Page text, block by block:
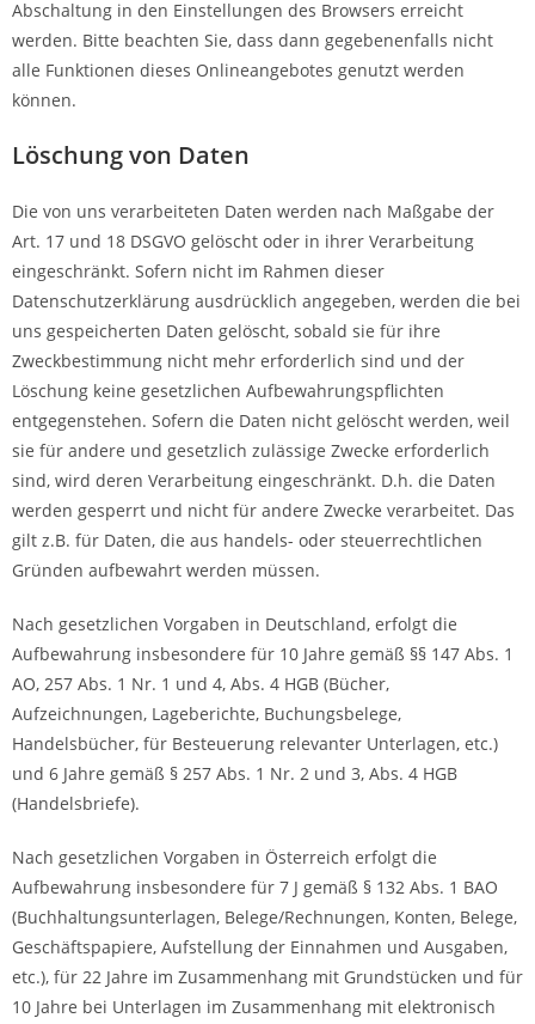
Abschaltung in den Einstellungen des Browsers erreicht
werden. Bitte beachten Sie, dass dann gegebenenfalls nicht
alle Funktionen dieses Onlineangebotes genutzt werden
können.
Löschung von Daten
Die von uns verarbeiteten Daten werden nach Maßgabe der
Art. 17 und 18 DSGVO gelöscht oder in ihrer Verarbeitung
eingeschränkt. Sofern nicht im Rahmen dieser
Datenschutzerklärung ausdrücklich angegeben, werden die bei
uns gespeicherten Daten gelöscht, sobald sie für ihre
Zweckbestimmung nicht mehr erforderlich sind und der
Löschung keine gesetzlichen Aufbewahrungspflichten
entgegenstehen. Sofern die Daten nicht gelöscht werden, weil
sie für andere und gesetzlich zulässige Zwecke erforderlich
sind, wird deren Verarbeitung eingeschränkt. D.h. die Daten
werden gesperrt und nicht für andere Zwecke verarbeitet. Das
gilt z.B. für Daten, die aus handels- oder steuerrechtlichen
Gründen aufbewahrt werden müssen.
Nach gesetzlichen Vorgaben in Deutschland, erfolgt die
Aufbewahrung insbesondere für 10 Jahre gemäß §§ 147 Abs. 1
AO, 257 Abs. 1 Nr. 1 und 4, Abs. 4 HGB (Bücher,
Aufzeichnungen, Lageberichte, Buchungsbelege,
Handelsbücher, für Besteuerung relevanter Unterlagen, etc.)
und 6 Jahre gemäß § 257 Abs. 1 Nr. 2 und 3, Abs. 4 HGB
(Handelsbriefe).
Nach gesetzlichen Vorgaben in Österreich erfolgt die
Aufbewahrung insbesondere für 7 J gemäß § 132 Abs. 1 BAO
(Buchhaltungsunterlagen, Belege/Rechnungen, Konten, Belege,
Geschäftspapiere, Aufstellung der Einnahmen und Ausgaben,
etc.), für 22 Jahre im Zusammenhang mit Grundstücken und für
10 Jahre bei Unterlagen im Zusammenhang mit elektronisch